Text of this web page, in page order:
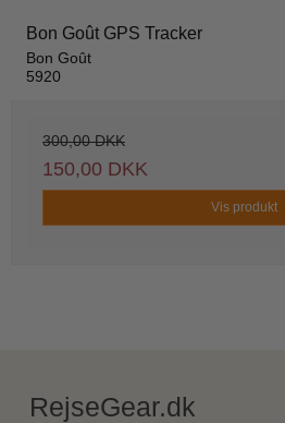
Bon Goût GPS Tracker
Bon Goût
5920
300,00 DKK
150,00 DKK
Vis produkt
RejseGear.dk